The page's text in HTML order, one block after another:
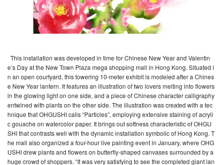
This installation was developed in time for Chinese New Year and Valentin
e’s Day at the New Town Plaza mega shopping mall in Hong Kong. Situated i
n an open courtyard, this towering 10-meter exhibit is modeled after a Chines
e New Year lantern. It features an illustration of two lovers melting into flowers
in the glowing light on one side, and a piece of Chinese character calligraphy
entwined with plants on the other side. The illustration was created with a tec
hnique that OHGUSHI calls “Particles”, employing extensive staining of acryli
c gouache on watercolor paper. It brings out softness characteristic of OHGU
SHI that contrasts well with the dynamic installation symbolic of Hong Kong. T
he mall also organized a four-hour live painting event in January, where OHG
USHI drew plants and flowers on butterfly-shaped canvases surrounded by a
huge crowd of shoppers. “It was very satisfying to see the completed giant lan